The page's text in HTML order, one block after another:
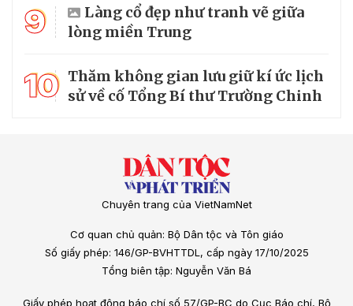
9
Làng cổ đẹp như tranh vẽ giữa
lòng miền Trung
10 Thăm không gian lưu giữ kí ức lịch
sử về cố Tổng Bí thư Trường Chinh
Chuyên trang của VietNamNet
Cơ quan chủ quản: Bộ Dân tộc và Tôn giáo
Số giấy phép: 146/GP-BVHTTDL, cấp ngày 17/10/2025
Tổng biên tập: Nguyễn Văn Bá
Giấy phép hoạt động báo chí số 57/GP-BC do Cục Báo chí, Bộ